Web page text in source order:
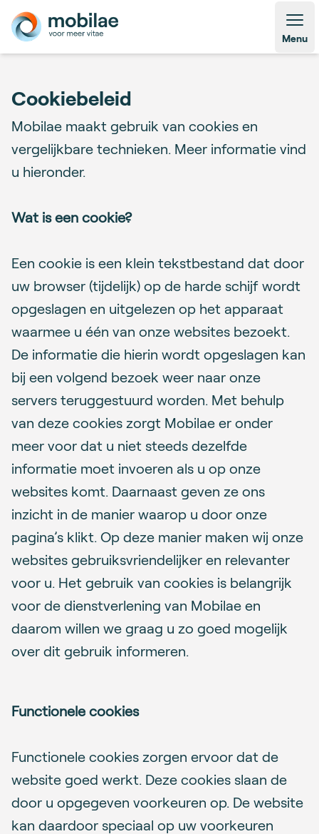
Menu
Cookiebeleid
Mobilae maakt gebruik van cookies en
vergelijkbare technieken. Meer informatie vind
u hieronder.
Wat is een cookie?
Een cookie is een klein tekstbestand dat door
uw browser (tijdelijk) op de harde schijf wordt
opgeslagen en uitgelezen op het apparaat
waarmee u één van onze websites bezoekt.
De informatie die hierin wordt opgeslagen kan
bij een volgend bezoek weer naar onze
servers teruggestuurd worden. Met behulp
van deze cookies zorgt Mobilae er onder
meer voor dat u niet steeds dezelfde
informatie moet invoeren als u op onze
websites komt. Daarnaast geven ze ons
inzicht in de manier waarop u door onze
pagina’s klikt. Op deze manier maken wij onze
websites gebruiksvriendelijker en relevanter
voor u. Het gebruik van cookies is belangrijk
voor de dienstverlening van Mobilae en
daarom willen we graag u zo goed mogelijk
over dit gebruik informeren.
Functionele cookies
Functionele cookies zorgen ervoor dat de
website goed werkt. Deze cookies slaan de
door u opgegeven voorkeuren op. De website
kan daardoor speciaal op uw voorkeuren